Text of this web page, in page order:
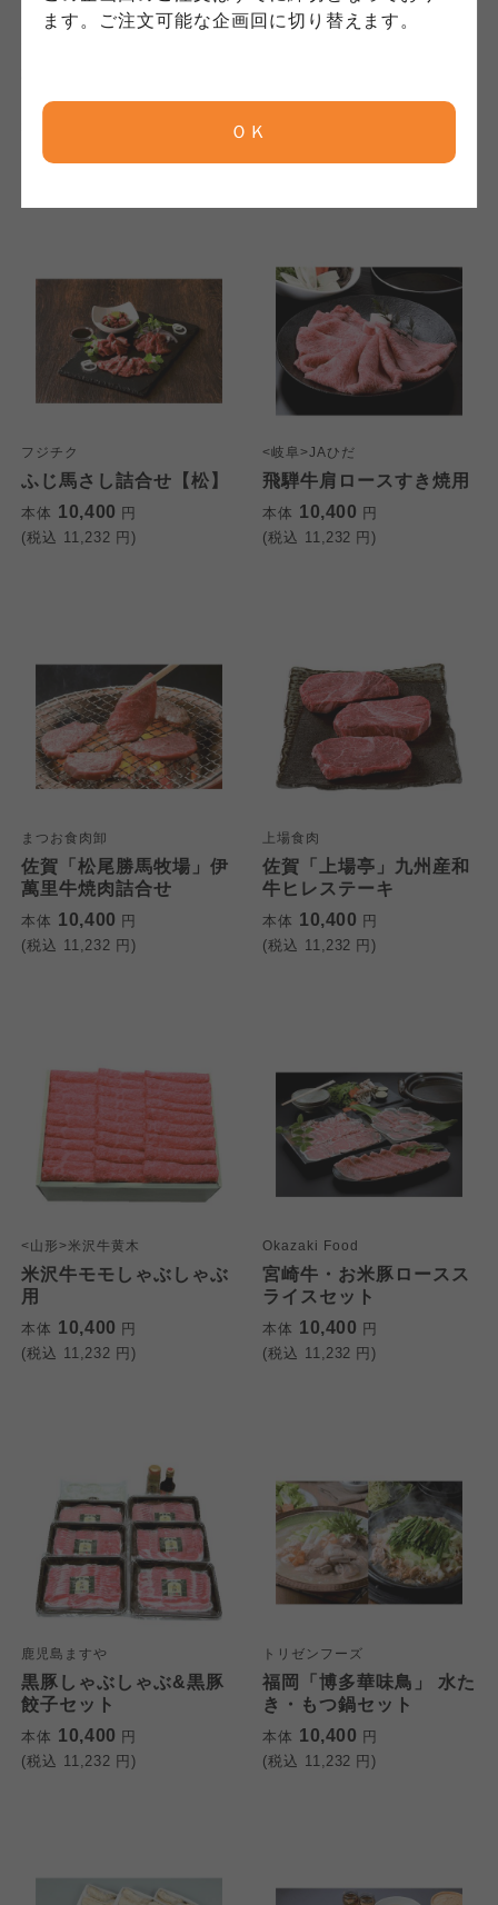
ます。ご注文可能な企画回に切り替えます。
ＯＫ
(税込
フジチク
ふじ馬さし詰合せ【松】
本体 10,400 円
(税込 11,232 円)
<岐阜>JAひだ
飛騨牛肩ロースすき焼用
本体 10,400 円
(税込 11,232 円)
まつお食肉卸
佐賀「松尾勝馬牧場」伊
萬里牛焼肉詰合せ
本体 10,400 円
(税込 11,232 円)
上場食肉
佐賀「上場亭」九州産和
牛ヒレステーキ
本体 10,400 円
(税込 11,232 円)
<山形>米沢牛黄木
米沢牛モモしゃぶしゃぶ
用
本体 10,400 円
(税込 11,232 円)
Okazaki Food
宮崎牛・お米豚ロースス
ライスセット
本体 10,400 円
(税込 11,232 円)
鹿児島ますや
黒豚しゃぶしゃぶ&黒豚
餃子セット
本体 10,400 円
(税込 11,232 円)
トリゼンフーズ
福岡「博多華味鳥」 水た
き・もつ鍋セット
本体 10,400 円
(税込 11,232 円)
ならコープ
よどがわ市民生協
大阪いずみ市民生協
わかやま市民生協
コープしが
ならコープ
よどがわ市民生協
大阪いずみ市民生協
わかやま市民生協
ならコープ
よどがわ市民生協
大阪いずみ市民生協
わかやま市民生協